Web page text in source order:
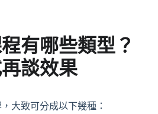
有哪些類型？
談效果
大致可分成以下幾種：